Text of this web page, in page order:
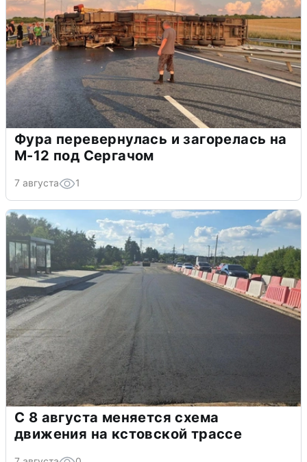
Фура перевернулась и загорелась на
М-12 под Сергачом
7 августа 1
С 8 августа меняется схема
движения на кстовской трассе